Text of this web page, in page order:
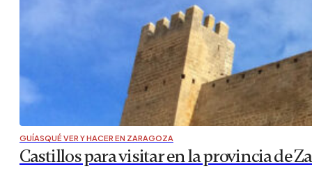
GUÍASQUÉ VER Y HACER EN ZARAGOZA
Castillos para visitar en la provincia de